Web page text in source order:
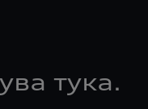
тука.